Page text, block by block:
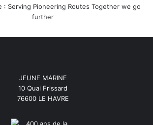
JEUNE MARINE
10 Quai Frissard
76600 LE HAVRE